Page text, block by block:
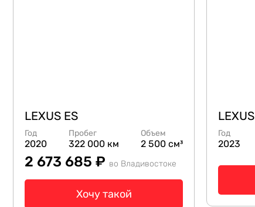
LEXUS ES
Год
2020
Пробег
322 000 км
Объем
2 500 см³
2 673 685 ₽ во Владивостоке
Хочу такой
Год
2023